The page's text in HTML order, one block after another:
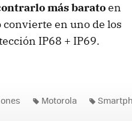
más baratoen
en uno de los
IP68 + IP69.
Motorola